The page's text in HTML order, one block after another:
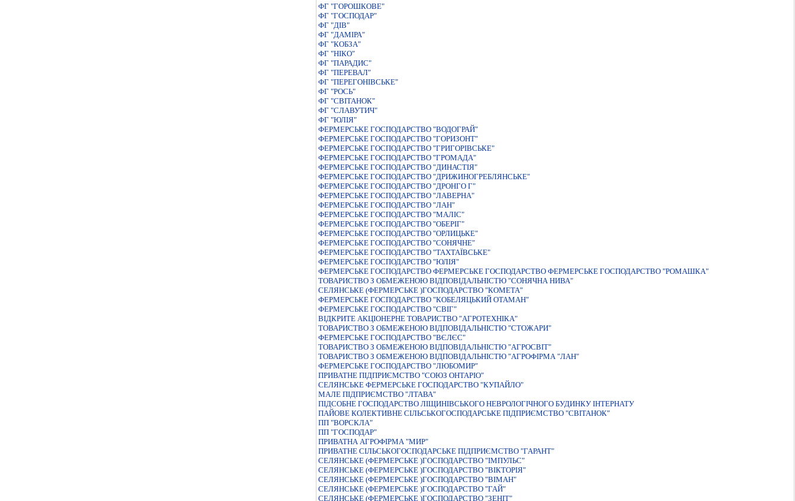
ФГ "ГОРОШКОВЕ"
ФГ "ГОСПОДАР"
ФГ "ДІВ"
ФГ "ДАМІРА"
ФГ "КОБЗА"
ФГ "НІКО"
ФГ "ПАРАДИС"
ФГ "ПЕРЕВАЛ"
ФГ "ПЕРЕГОНІВСЬКЕ"
ФГ "РОСЬ"
ФГ "СВІТАНОК"
ФГ "СЛАВУТИЧ"
ФГ "ЮЛІЯ"
ФЕРМЕРСЬКЕ ГОСПОДАРСТВО "ВОДОГРАЙ"
ФЕРМЕРСЬКЕ ГОСПОДАРСТВО "ГОРИЗОНТ"
ФЕРМЕРСЬКЕ ГОСПОДАРСТВО "ГРИГОРІВСЬКЕ"
ФЕРМЕРСЬКЕ ГОСПОДАРСТВО "ГРОМАДА"
ФЕРМЕРСЬКЕ ГОСПОДАРСТВО "ДИНАСТIЯ"
ФЕРМЕРСЬКЕ ГОСПОДАРСТВО "ДРИЖИНОГРЕБЛЯНСЬКЕ"
ФЕРМЕРСЬКЕ ГОСПОДАРСТВО "ДРОНГО Г"
ФЕРМЕРСЬКЕ ГОСПОДАРСТВО "ЛАВЕРНА"
ФЕРМЕРСЬКЕ ГОСПОДАРСТВО "ЛАН"
ФЕРМЕРСЬКЕ ГОСПОДАРСТВО "МАЛIС"
ФЕРМЕРСЬКЕ ГОСПОДАРСТВО "ОБЕРIГ"
ФЕРМЕРСЬКЕ ГОСПОДАРСТВО "ОРЛИЦЬКЕ"
ФЕРМЕРСЬКЕ ГОСПОДАРСТВО "СОНЯЧНЕ"
ФЕРМЕРСЬКЕ ГОСПОДАРСТВО "ТАХТАЇВСЬКЕ"
ФЕРМЕРСЬКЕ ГОСПОДАРСТВО "ЮЛІЯ"
ФЕРМЕРСЬКЕ ГОСПОДАРСТВО ФЕРМЕРСЬКЕ ГОСПОДАРСТВО ФЕРМЕРСЬКЕ ГОСПОДАРСТВО "РОМАШКА"
ТОВАРИСТВО З ОБМЕЖЕНОЮ ВIДПОВIДАЛЬНIСТЮ "СОНЯЧНА НИВА"
СЕЛЯНСЬКЕ (ФЕРМЕРСЬКЕ )ГОСПОДАРСТВО "КОМЕТА"
ФЕРМЕРСЬКЕ ГОСПОДАРСТВО "КОБЕЛЯЦЬКИЙ ОТАМАН"
ФЕРМЕРСЬКЕ ГОСПОДАРСТВО "СВIГ"
ВІДКРИТЕ АКЦІОНЕРНЕ ТОВАРИСТВО "АГРОТЕХНІКА"
ТОВАРИСТВО З ОБМЕЖЕНОЮ ВIДПОВIДАЛЬНIСТЮ "СТОЖАРИ"
ФЕРМЕРСЬКЕ ГОСПОДАРСТВО "ВЄЛЄС"
ТОВАРИСТВО З ОБМЕЖЕНОЮ ВIДПОВIДАЛЬНIСТЮ "АГРОСВIТ"
ТОВАРИСТВО З ОБМЕЖЕНОЮ ВIДПОВIДАЛЬНIСТЮ "АГРОФIРМА "ЛАН"
ФЕРМЕРСЬКЕ ГОСПОДАРСТВО "ЛЮБОМИР"
ПРИВАТНЕ ПIДПРИЄМСТВО "СОЮЗ ОНТАРIО"
СЕЛЯНСЬКЕ ФЕРМЕРСЬКЕ ГОСПОДАРСТВО "КУПАЙЛО"
МАЛЕ ПIДПРИЄМСТВО "ЛТАВА"
ПIДСОБНЕ ГОСПОДАРСТВО ЛIЩИНIВСЬКОГО НЕВРОЛОГIЧНОГО БУДИНКУ IНТЕРНАТУ
ПАЙОВЕ КОЛЕКТИВНЕ СIЛЬСЬКОГОСПОДАРСЬКЕ ПIДПРИЄМСТВО "СВIТАНОК"
ПП "ВОРСКЛА"
ПП "ГОСПОДАР"
ПРИВАТНА АГРОФIРМА "МИР"
ПРИВАТНЕ СIЛЬСЬКОГОСПОДАРСЬКЕ ПIДПРИЄМСТВО "ГАРАНТ"
СЕЛЯНСЬКЕ (ФЕРМЕРСЬКЕ )ГОСПОДАРСТВО "IМПУЛЬС"
СЕЛЯНСЬКЕ (ФЕРМЕРСЬКЕ )ГОСПОДАРСТВО "ВIКТОРIЯ"
СЕЛЯНСЬКЕ (ФЕРМЕРСЬКЕ )ГОСПОДАРСТВО "ВIМАН"
СЕЛЯНСЬКЕ (ФЕРМЕРСЬКЕ )ГОСПОДАРСТВО "ГАЙ"
СЕЛЯНСЬКЕ (ФЕРМЕРСЬКЕ )ГОСПОДАРСТВО "ЗЕНIТ"